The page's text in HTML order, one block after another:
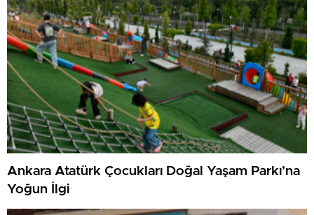
Ankara Atatürk Çocukları Doğal Yaşam Parkı’na
Yoğun İlgi